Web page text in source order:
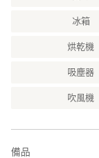
冰箱
烘乾機
吸塵器
吹風機
備品